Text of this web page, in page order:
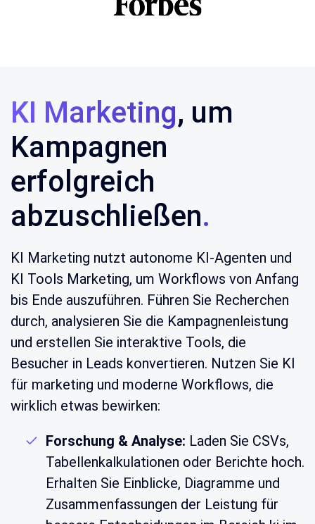
KI Marketing, um
Kampagnen
erfolgreich
abzuschließen.
KI Marketing nutzt autonome KI-Agenten und
KI Tools Marketing, um Workflows von Anfang
bis Ende auszuführen. Führen Sie Recherchen
durch, analysieren Sie die Kampagnenleistung
und erstellen Sie interaktive Tools, die
Besucher in Leads konvertieren. Nutzen Sie KI
für marketing und moderne Workflows, die
wirklich etwas bewirken:
Forschung & Analyse: Laden Sie CSVs,
Tabellenkalkulationen oder Berichte hoch.
Erhalten Sie Einblicke, Diagramme und
Zusammenfassungen der Leistung für